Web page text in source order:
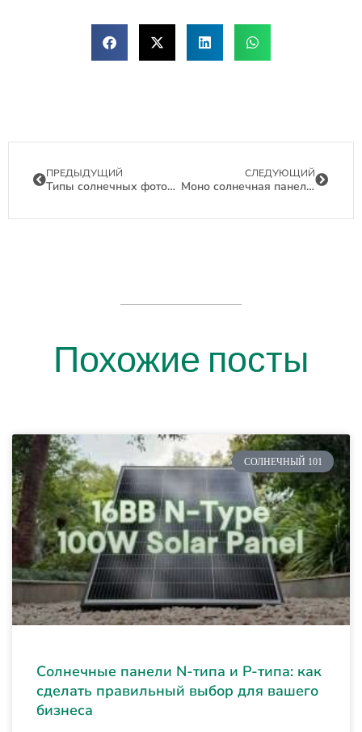
ПРЕДЫДУЩИЙ
Типы солнечных фотоэлектрических систем
СЛЕДУЮЩИЙ
Моно солнечная панель с квадратными ячейками PERC
Похожие посты
СОЛНЕЧНЫЙ 101
Солнечные панели N-типа и P-типа: как
сделать правильный выбор для вашего
бизнеса